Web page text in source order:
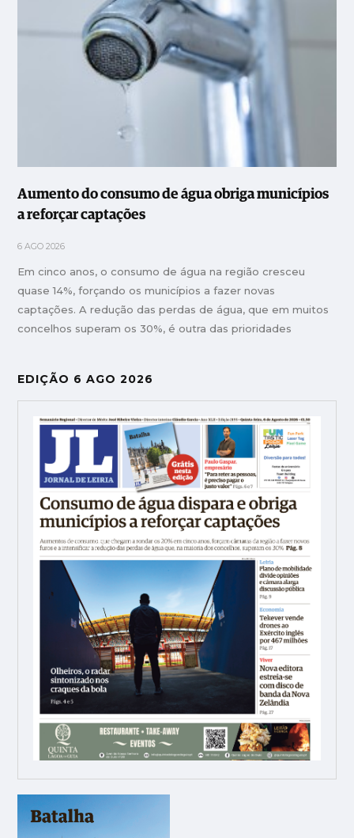
Aumento do consumo de água obriga municípios
a reforçar captações
6 AGO 2026
Em cinco anos, o consumo de água na região cresceu
quase 14%, forçando os municípios a fazer novas
captações. A redução das perdas de água, que em muitos
concelhos superam os 30%, é outra das prioridades
EDIÇÃO 6 AGO 2026